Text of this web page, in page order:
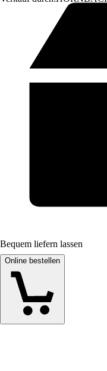
Bequem liefern lassen
Online bestellen